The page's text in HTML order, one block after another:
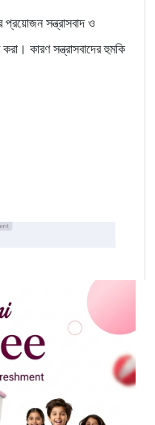
প্রয়োজন সন্ত্রাসবাদ ও
কারণ সন্ত্রাসবাদের হুমকি